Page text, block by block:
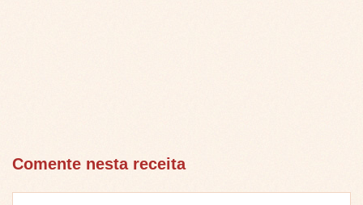
Comente nesta receita